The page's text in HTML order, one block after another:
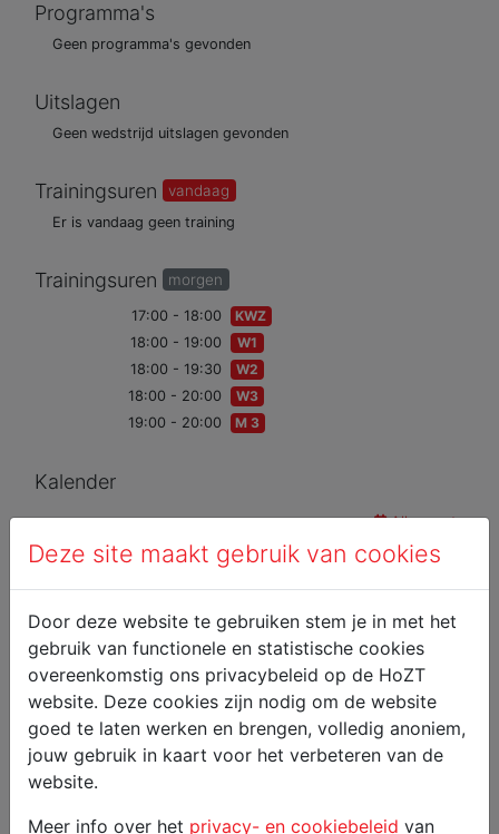
Programma's
Geen programma's gevonden
Uitslagen
Geen wedstrijd uitslagen gevonden
Trainingsuren vandaag
Er is vandaag geen training
Trainingsuren morgen
17:00 - 18:00
KWZ
18:00 - 19:00
W1
18:00 - 19:30
W2
18:00 - 20:00
W3
19:00 - 20:00
M 3
Kalender
Alle events
Deze site maakt gebruik van cookies
Door deze website te gebruiken stem je in met het
gebruik van functionele en statistische cookies
overeenkomstig ons privacybeleid op de HoZT
website. Deze cookies zijn nodig om de website
goed te laten werken en brengen, volledig anoniem,
jouw gebruik in kaart voor het verbeteren van de
website.
Meer info over het privacy- en cookiebeleid van